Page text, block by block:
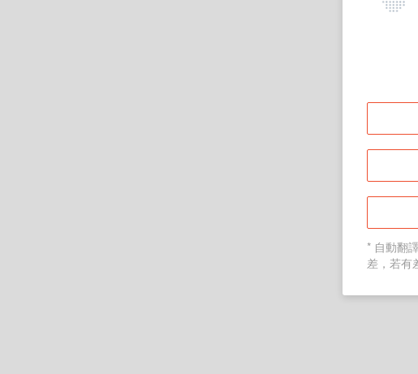
* 自動翻
差，若有